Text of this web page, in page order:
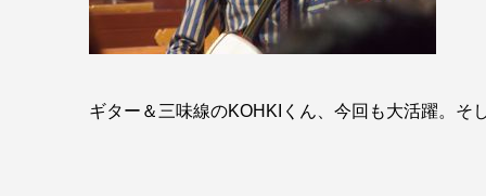
ギター＆三味線のKOHKIくん、今回も大活躍。そ